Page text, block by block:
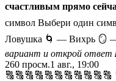
счастливым прямо
символ Выбери один
Ловушка 🌀 — Вихрь 🪞
вариант и открой ответ
260 просм.1 авг., 19:00
🔠🔠🔠🔠🔠🔠🔠🔠🔠🔠🔠